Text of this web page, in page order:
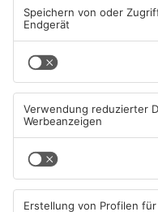
Waldbrand bei Rodenbach:
Rauch zieht bis nach
Alzenau
KINZIG-KREIS